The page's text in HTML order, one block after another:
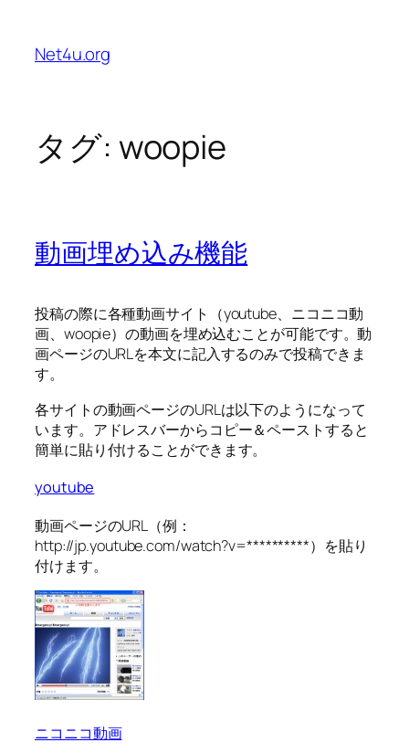
Net4u.org
タグ: woopie
動画埋め込み機能
投稿の際に各種動画サイト（youtube、ニコニコ動
画、woopie）の動画を埋め込むことが可能です。動
画ページのURLを本文に記入するのみで投稿できま
す。
各サイトの動画ページのURLは以下のようになって
います。アドレスバーからコピー＆ペーストすると
簡単に貼り付けることができます。
youtube
動画ページのURL（例：
http://jp.youtube.com/watch?v=**********）を貼り
付けます。
ニコニコ動画